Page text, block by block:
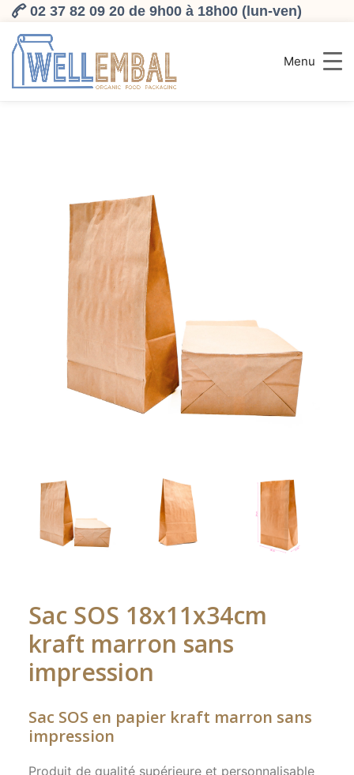
02 37 82 09 20 de 9h00 à 18h00 (lun-ven)
Menu
Sac SOS 18x11x34cm
kraft marron sans
impression
Sac SOS en papier kraft marron sans
impression
Produit de qualité supérieure et personnalisable